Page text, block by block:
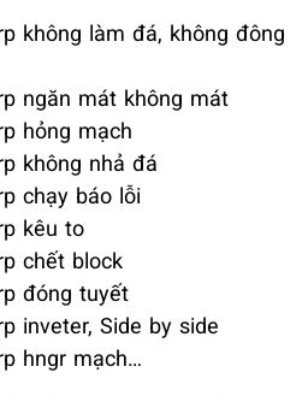
không làm đá, không đông
ngăn mát không mát
hỏng mạch
không nhả đá
chạy báo lỗi
kêu to
chết block
đóng tuyết
inveter, Side by side
hngr mạch…